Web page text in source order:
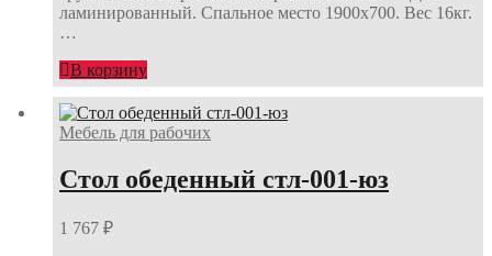
ламинированный. Спальное место 1900х700. Вес 16кг.
…
В корзину
Мебель для рабочих
Стол обеденный стл-001-юз
1 767 ₽